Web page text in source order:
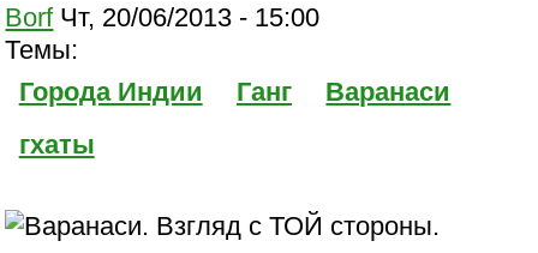
BorfЧт, 20/06/2013 - 15:00
Темы:
Города Индии
Ганг
Варанаси
гхаты